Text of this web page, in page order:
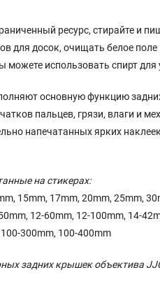
ресурс, стирайте и
для досок, очищать белое
можете использовать спирт
основную функцию
пальцев, грязи, влаги и
напечатанных ярких
на стикерах:
15mm, 17mm, 20mm, 25mm,
12-60mm, 12-100mm, 14-
300mm, 100-400mm
задних крышек объектива